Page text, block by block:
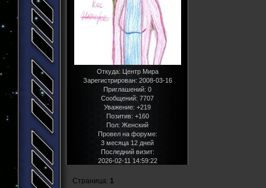
Откуда:Центр Мира
Зарегистрирован: 2008-03-16
Приглашений: 0
Сообщений: 7707
Уважение: +219
Позитив: +160
Пол:Женский
Провел на форуме:
3 месяца 12 дней
Последний визит:
2026-02-11 14:59:22
Страница: 1